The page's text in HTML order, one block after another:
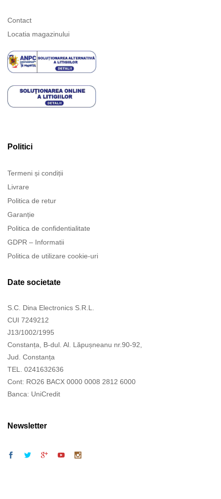
Contact
Locatia magazinului
Politici
Termeni și condiții
Livrare
Politica de retur
Garanție
Politica de confidentialitate
GDPR – Informatii
Politica de utilizare cookie-uri
Date societate
S.C. Dina Electronics S.R.L.
CUI 7249212
J13/1002/1995
Constanța, B-dul. Al. Lăpușneanu nr.90-92,
Jud. Constanța
TEL. 0241632636
Cont: RO26 BACX 0000 0008 2812 6000
Banca: UniCredit
Newsletter